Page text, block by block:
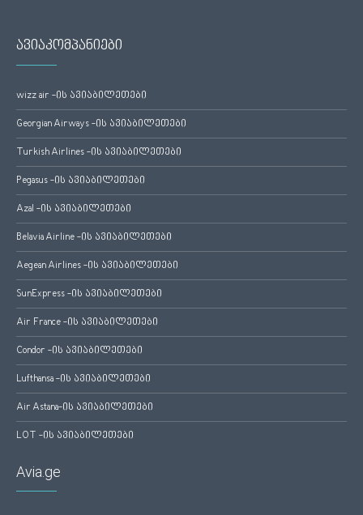
ავიაკომპანიები
wizz air -ის ავიაბილეთები
Georgian Airways -ის ავიაბილეთები
Turkish Airlines -ის ავიაბილეთები
Pegasus -ის ავიაბილეთები
Azal -ის ავიაბილეთები
Belavia Airline -ის ავიაბილეთები
Aegean Airlines -ის ავიაბილეთები
SunExpress -ის ავიაბილეთები
Air France -ის ავიაბილეთები
Condor -ის ავიაბილეთები
Lufthansa -ის ავიაბილეთები
Air Astana-ის ავიაბილეთები
LOT -ის ავიაბილეთები
Avia.ge